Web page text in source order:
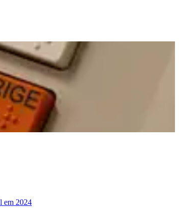
em 2024